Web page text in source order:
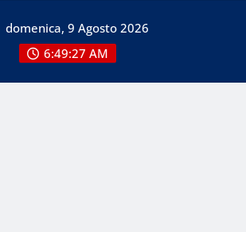
domenica, 9 Agosto 2026
6:49:27 AM